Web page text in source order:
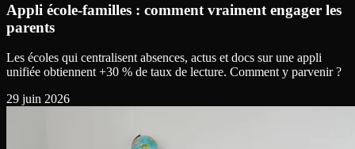
Appli école-familles : comment vraiment engager les
parents
Les écoles qui centralisent absences, actus et docs sur une appli
unifiée obtiennent +30 % de taux de lecture. Comment y parvenir ?
29 juin 2026